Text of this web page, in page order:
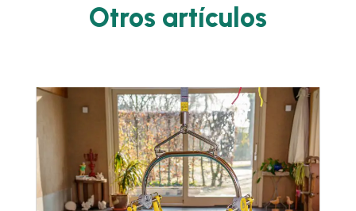
Otros artículos